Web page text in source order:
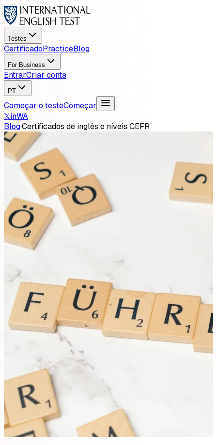
Testes
CertificadoPracticeBlog
For Business
EntrarCriar conta
PT
Começar o testeComeçar
𝕏inWA
Blog·Certificados de inglês e níveis CEFR